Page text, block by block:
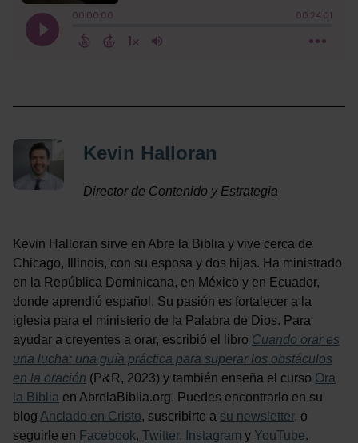
Kevin Halloran
Director de Contenido y Estrategia
Kevin Halloran sirve en Abre la Biblia y vive cerca de
Chicago, Illinois, con su esposa y dos hijas. Ha ministrado
en la República Dominicana, en México y en Ecuador,
donde aprendió español. Su pasión es fortalecer a la
iglesia para el ministerio de la Palabra de Dios. Para
ayudar a creyentes a orar, escribió el libro Cuando orar es
una lucha: una guía práctica para superar los obstáculos
en la oración (P&R, 2023) y también enseña el curso Ora
la Biblia en AbrelaBiblia.org. Puedes encontrarlo en su
blog Anclado en Cristo, suscribirte a su newsletter, o
seguirle en Facebook, Twitter, Instagram y YouTube.